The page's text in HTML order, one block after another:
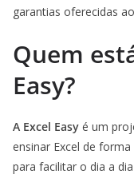
garantias oferecidas
Quem
Easy?
A Excel Easy é um
ensinar Excel de
para facilitar o dia a